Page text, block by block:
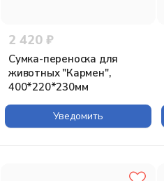
2 420 ₽
Сумка-переноска для
животных "Кармен",
400*220*230мм
Уведомить